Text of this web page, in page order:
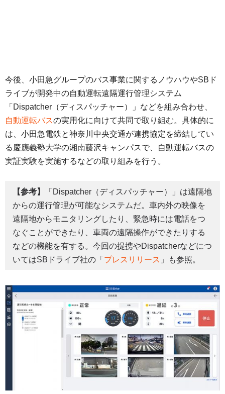
今後、小田急グループのバス事業に関するノウハウやSBド
ライブが開発中の自動運転遠隔運行管理システム
「Dispatcher（ディスパッチャー）」などを組み合わせ、
自動運転バスの実用化に向けて共同で取り組む。具体的に
は、小田急電鉄と神奈川中央交通が連携協定を締結してい
る慶應義塾大学の湘南藤沢キャンパスで、自動運転バスの
実証実験を実施するなどの取り組みを行う。
【参考】
「Dispatcher（ディスパッチャー）」は遠隔地
からの運行管理が可能なシステムだ。車内外の映像を
遠隔地からモニタリングしたり、緊急時には電話をつ
なぐことができたり、車両の遠隔操作ができたりする
などの機能を有する。今回の提携やDispatcherなどにつ
いてはSBドライブ社の「 プレスリリース 」も参照。